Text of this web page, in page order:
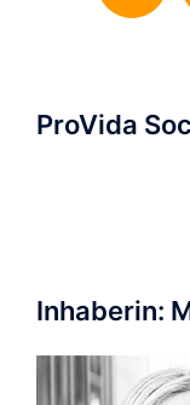
ProVida
Inhaberin: